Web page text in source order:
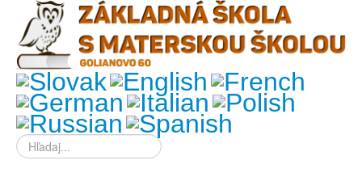
Hľadať
...